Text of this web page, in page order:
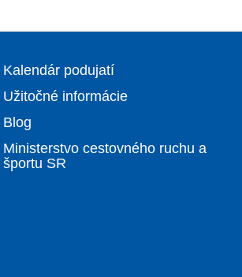
Kalendár podujatí
Užitočné informácie
Blog
Ministerstvo cestovného ruchu a
športu SR